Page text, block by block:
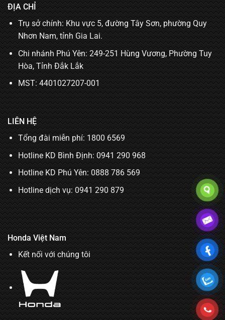
ĐỊA CHỈ
Trụ sở chính: Khu vực 5, đường Tây Sơn, phường Quy
Nhơn Nam, tỉnh Gia Lai.
Chi nhánh Phú Yên: 249-251 Hùng Vương, Phường Tuy
Hòa, Tỉnh Đắk Lắk
MST: 4401027207-001
LIÊN HỆ
Tổng đài miễn phí: 1800 6569
Hotline KD Bình Định:0941 290 968
Hotline KD Phú Yên:0888 786 569
Hotline dịch vụ: 0941 290 879
Honda Việt Nam
Kết nối với chúng tôi